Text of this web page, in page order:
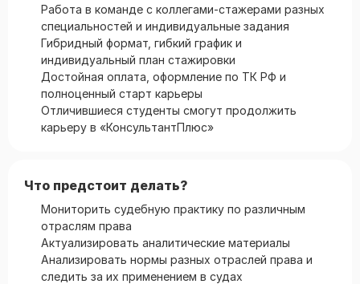
Работа в команде с коллегами-стажерами разных
специальностей и индивидуальные задания
Гибридный формат, гибкий график и
индивидуальный план стажировки
Достойная оплата, оформление по ТК РФ и
полноценный старт карьеры
Отличившиеся студенты смогут продолжить
карьеру в «КонсультантПлюс»
Что предстоит делать?
Мониторить судебную практику по различным
отраслям права
Актуализировать аналитические материалы
Анализировать нормы разных отраслей права и
следить за их применением в судах